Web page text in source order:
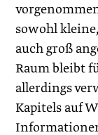
sowohl
auch groß
Raum bleibt
allerdings
Kapitels auf